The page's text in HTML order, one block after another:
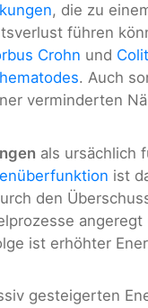
, die zu
führen
Crohn und
. Auch
verminderten
als ursächlich
ist
den
angeregt
ist erhöhter
gesteigerten